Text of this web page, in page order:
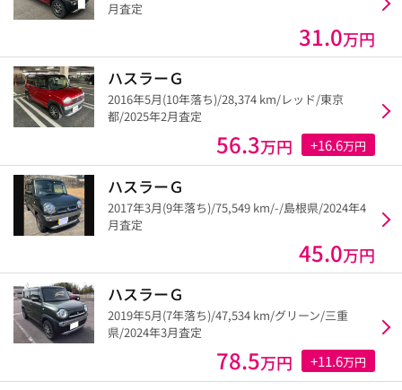
月査定
31.0万円
ハスラーＧ
2016年5月(10年落ち)/28,374 km/レッド/東京
都/2025年2月査定
56.3万円 +16.6万円
ハスラーＧ
2017年3月(9年落ち)/75,549 km/-/島根県/2024年4
月査定
45.0万円
ハスラーＧ
2019年5月(7年落ち)/47,534 km/グリーン/三重
県/2024年3月査定
78.5万円 +11.6万円